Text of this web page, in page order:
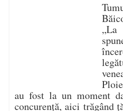
au fost la un moment
concurență, aici trăgând